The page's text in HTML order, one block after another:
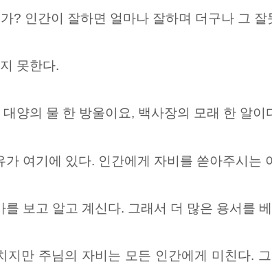
? 인간이 잘하면 얼마나 잘하며 더구나 그
못한다.
양의 물 한 방울이요, 백사장의 모래 한 알이
여기에 있다. 인간에게 자비를 쏟아주시는
보고 알고 계신다. 그래서 더 많은 용서를
지만 주님의 자비는 모든 인간에게 미친다.